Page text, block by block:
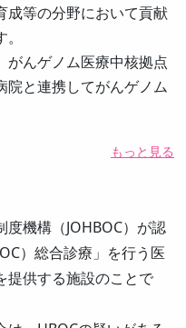
成等の分野において貢献
がんゲノム医療中核拠点
院と連携してがんゲノム
もっと見る
機構（JOHBOC）が認
）総合診療」を行う医
提供する施設のことで